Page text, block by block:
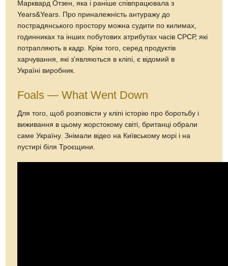
Марквард Отзен, яка і раніше співпрацювала з
Years&Years. Про приналежність антуражу до
пострадянського простору можна судити по килимах,
годинниках та інших побутових атрибутах часів СРСР, які
потрапляють в кадр. Крім того, серед продуктів
харчування, які з'являються в кліпі, є відомий в
Україні виробник.
Foals — What Went Down
Для того, щоб розповісти у кліпі історію про боротьбу і
виживання в цьому жорстокому світі, британці обрали
саме Україну. Знімали відео на Київському морі і на
пустирі біля Троєщини.